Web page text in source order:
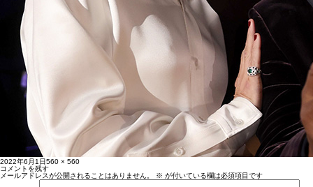
投
稿
日:
2022年6月1日フ
ル
サ
イ
560 × 560
コメントを残す
メールアドレスが公開されることはありません。
※ が付いている欄は必須項目です